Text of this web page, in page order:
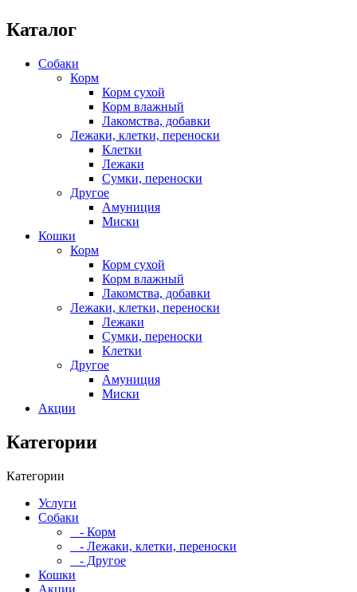
Каталог
Собаки
Корм
Корм сухой
Корм влажный
Лакомства, добавки
Лежаки, клетки, переноски
Клетки
Лежаки
Сумки, переноски
Другое
Амуниция
Миски
Кошки
Корм
Корм сухой
Корм влажный
Лакомства, добавки
Лежаки, клетки, переноски
Лежаки
Сумки, переноски
Клетки
Другое
Амуниция
Миски
Акции
Категории
Категории
Услуги
Собаки
- Корм
- Лежаки, клетки, переноски
- Другое
Кошки
Акции